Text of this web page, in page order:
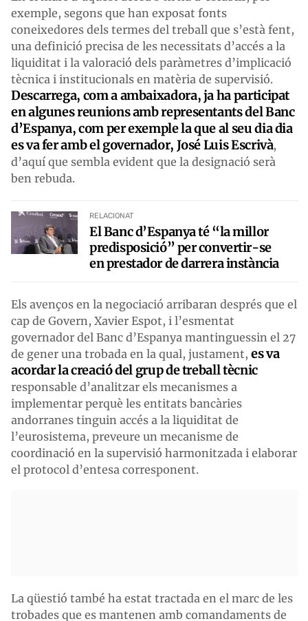
exemple, segons que han exposat fonts
coneixedores dels termes del treball que s’està fent,
una definició precisa de les necessitats d’accés a la
liquiditat i la valoració dels paràmetres d’implicació
tècnica i institucionals en matèria de supervisió.
Descarrega, com a ambaixadora, ja ha participat
en algunes reunions amb representants del Banc
d’Espanya, com per exemple la que al seu dia dia
es va fer amb el governador, José Luis Escrivà,
d’aquí que sembla evident que la designació serà
ben rebuda.
RELACIONAT
El Banc d’Espanya té “la millor
predisposició” per convertir-se
en prestador de darrera instància
Els avenços en la negociació arribaran després que el
cap de Govern, Xavier Espot, i l’esmentat
governador del Banc d’Espanya mantinguessin el 27
de gener una trobada en la qual, justament, es va
acordar la creació del grup de treball tècnic
responsable d’analitzar els mecanismes a
implementar perquè les entitats bancàries
andorranes tinguin accés a la liquiditat de
l’eurosistema, preveure un mecanisme de
coordinació en la supervisió harmonitzada i elaborar
el protocol d’entesa corresponent.
La qüestió també ha estat tractada en el marc de les
trobades que es mantenen amb comandaments de